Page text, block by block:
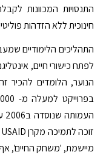
התנסויות המכוונות
חינוכית ללא הזדהות
התהליכים הלימודיים
לפתח כישורי חיים,
הנוער, הלומדים
מיישמת, 'משחק החיים', אף